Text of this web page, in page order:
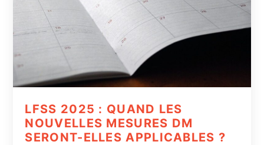
LFSS 2025 : QUAND LES
NOUVELLES MESURES DM
SERONT-ELLES APPLICABLES ?